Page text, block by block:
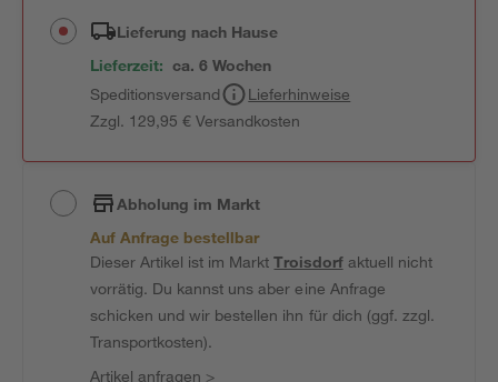
Lieferung nach Hause
Lieferzeit: ca. 6 Wochen
Speditionsversand
Lieferhinweise
Zzgl. 129,95 € Versandkosten
Abholung im Markt
Auf Anfrage bestellbar
Dieser Artikel ist im MarktTroisdorfaktuell nicht
vorrätig. Du kannst uns aber eine Anfrage
schicken und wir bestellen ihn für dich (ggf. zzgl.
Transportkosten).
Artikel anfragen >